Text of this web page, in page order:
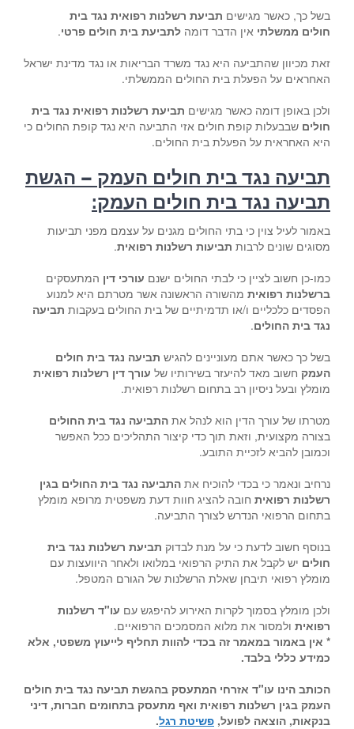
בשל כך, כאשר מגישים תביעת רשלנות רפואית נגד בית
חולים ממשלתי אין הדבר דומה לתביעת בית חולים פרטי.
זאת מכיוון שהתביעה היא נגד משרד הבריאות או נגד מדינת ישראל
האחראים על הפעלת בית החולים הממשלתי.
ולכן באופן דומה כאשר מגישים תביעת רשלנות רפואית נגד בית
חולים שבבעלות קופת חולים אזי התביעה היא נגד קופת החולים כי
היא האחראית על הפעלת בית החולים.
תביעה נגד בית חולים העמק – הגשת
תביעה נגד בית חולים העמק:
באמור לעיל צוין כי בתי החולים מגנים על עצמם מפני תביעות
מסוגים שונים לרבות תביעות רשלנות רפואית.
כמו-כן חשוב לציין כי לבתי החולים ישנם עורכי דין המתעסקים
ברשלנות רפואית מהשורה הראשונה אשר מטרתם היא למנוע
הפסדים כלכליים ו/או תדמיתיים של בית החולים בעקבות תביעה
נגד בית החולים.
בשל כך כאשר אתם מעוניינים להגיש תביעה נגד בית חולים
העמק חשוב מאד להיעזר בשירותיו של עורך דין רשלנות רפואית
מומלץ ובעל ניסיון רב בתחום רשלנות רפואית.
מטרתו של עורך הדין הוא לנהל את התביעה נגד בית החולים
בצורה מקצועית, וזאת תוך כדי קיצור התהליכים ככל האפשר
וכמובן להביא לזכיית התובע.
נרחיב ונאמר כי בכדי להוכיח את התביעה נגד בית החולים בגין
רשלנות רפואית חובה להציג חוות דעת משפטית מרופא מומלץ
בתחום הרפואי הנדרש לצורך התביעה.
בנוסף חשוב לדעת כי על מנת לבדוק תביעת רשלנות נגד בית
חולים יש לקבל את התיק הרפואי במלואו ולאחר היוועצות עם
מומלץ רפואי תיבחן שאלת הרשלנות של הגורם המטפל.
ולכן מומלץ בסמוך לקרות האירוע להיפגש עם עו"ד רשלנות
רפואית ולמסור את מלוא המסמכים הרפואיים.
* אין באמור במאמר זה בכדי להוות תחליף לייעוץ משפטי, אלא
כמידע כללי בלבד.
הכותב הינו עו"ד אזרחי המתעסק בהגשת תביעה נגד בית חולים
העמק בגין רשלנות רפואית ואף מתעסק בתחומים חברות, דיני
בנקאות, הוצאה לפועל, פשיטת רגל.